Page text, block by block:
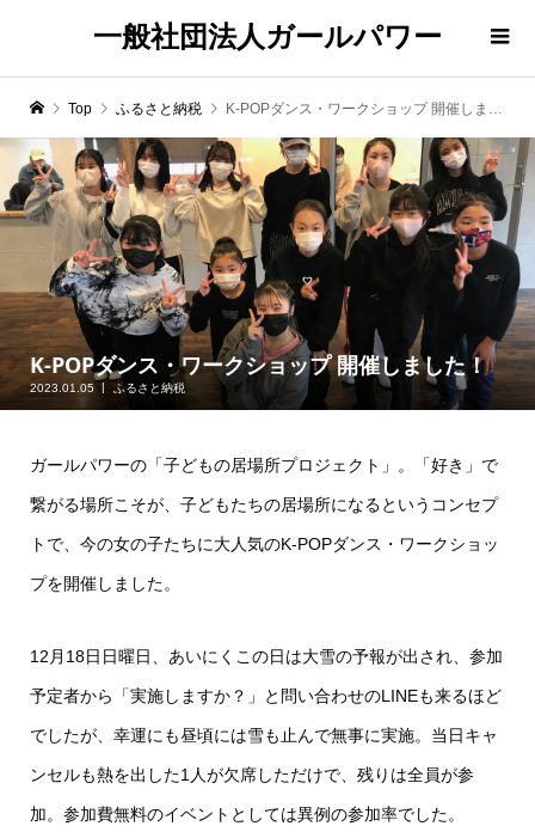
一般社団法人ガールパワー
Top ふるさと納税 K-POPダンス・ワークショップ 開催しました！
K-POPダンス・ワークショップ 開催しました！
2023.01.05 ふるさと納税
ガールパワーの「子どもの居場所プロジェクト」。「好き」で
繋がる場所こそが、子どもたちの居場所になるというコンセプ
トで、今の女の子たちに大人気のK-POPダンス・ワークショッ
プを開催しました。
12月18日日曜日、あいにくこの日は大雪の予報が出され、参加
予定者から「実施しますか？」と問い合わせのLINEも来るほど
でしたが、幸運にも昼頃には雪も止んで無事に実施。当日キャ
ンセルも熱を出した1人が欠席しただけで、残りは全員が参
加。参加費無料のイベントとしては異例の参加率でした。